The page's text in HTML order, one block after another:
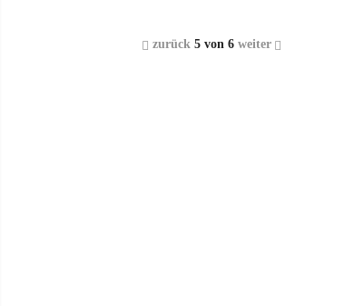
zurück5 von 6 weiter